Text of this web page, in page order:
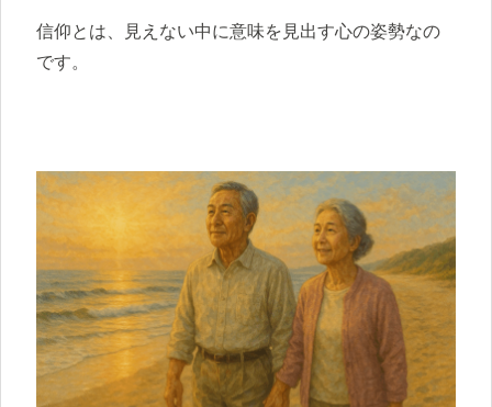
信仰とは、見えない中に意味を見出す心の姿勢なの
です。